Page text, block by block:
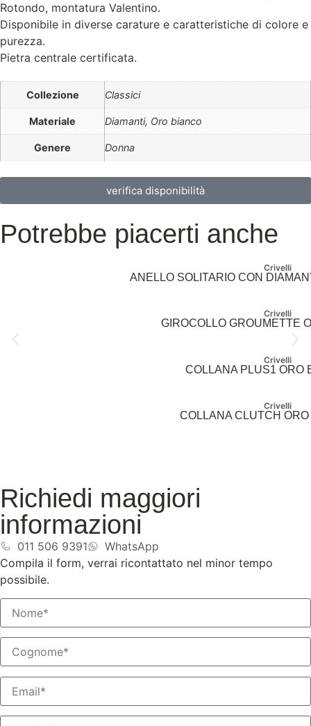
Rotondo, montatura Valentino.
Disponibile in diverse carature e caratteristiche di colore e
purezza.
Pietra centrale certificata.
Collezione Classici
Materiale Diamanti, Oro bianco
Genere Donna
verifica disponibilità
Potrebbe piacerti anche
Crivelli
ANELLO SOLITARIO CON
Crivelli
GIROCOLLO GROUMETTE
Crivelli
COLLANA PLUS1 ORO
Crivelli
COLLANA CLUTCH
Richiedi maggiori
informazioni
011 506 9391
WhatsApp
Compila il form, verrai ricontattato nel minor tempo
possibile.